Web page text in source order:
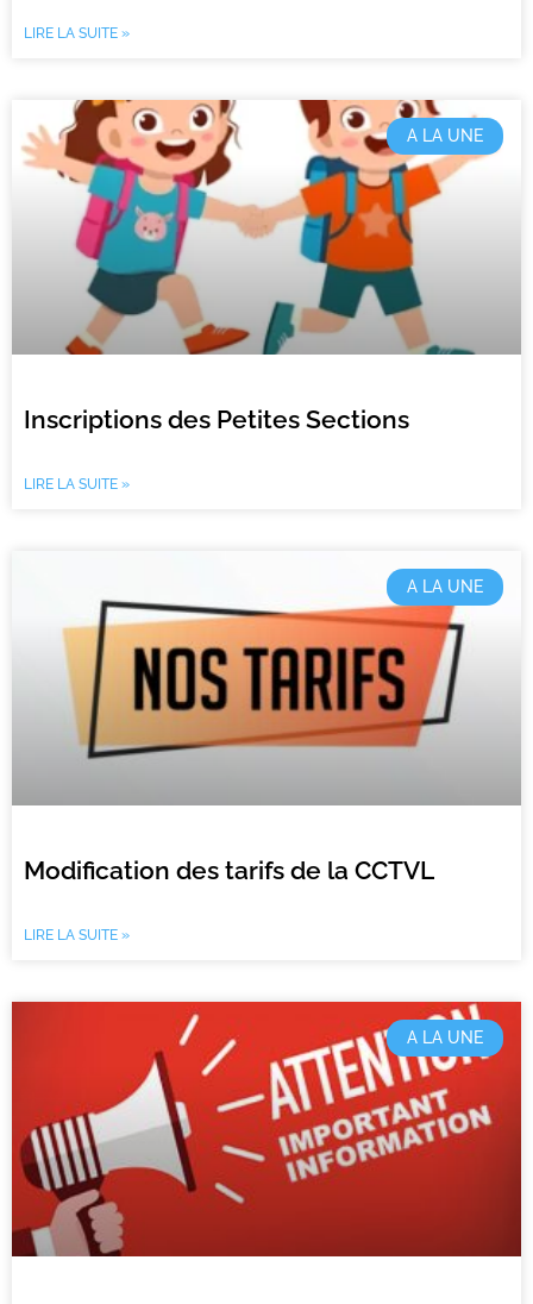
LIRE LA SUITE »
A LA UNE
Inscriptions des Petites Sections
LIRE LA SUITE »
A LA UNE
Modification des tarifs de la CCTVL
LIRE LA SUITE »
A LA UNE